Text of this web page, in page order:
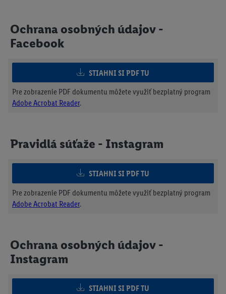
Ochrana osobných údajov -
Facebook
STIAHNI SI PDF TU
Pre zobrazenie PDF dokumentu môžete využiť bezplatný program
Adobe Acrobat Reader.
Pravidlá súťaže - Instagram
STIAHNI SI PDF TU
Pre zobrazenie PDF dokumentu môžete využiť bezplatný program
Adobe Acrobat Reader.
Ochrana osobných údajov -
Instagram
STIAHNI SI PDF TU